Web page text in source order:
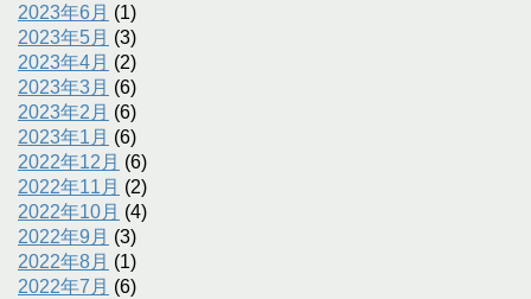
2023年6月 (1)
2023年5月 (3)
2023年4月 (2)
2023年3月 (6)
2023年2月 (6)
2023年1月 (6)
2022年12月 (6)
2022年11月 (2)
2022年10月 (4)
2022年9月 (3)
2022年8月 (1)
2022年7月 (6)